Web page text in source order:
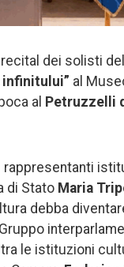
dei solisti
infinitului” al
al Petruzzelli
di Stato Maria
debba
le istituzioni